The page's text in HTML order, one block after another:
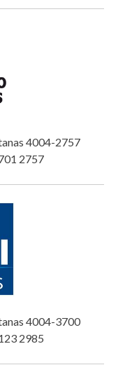
4004-2757
2757
4004-3700
2985